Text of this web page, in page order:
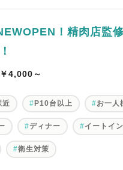
！精肉店監
￥4,000～
近 P10台以上 お一人
ディナー イートイン
衛生対策